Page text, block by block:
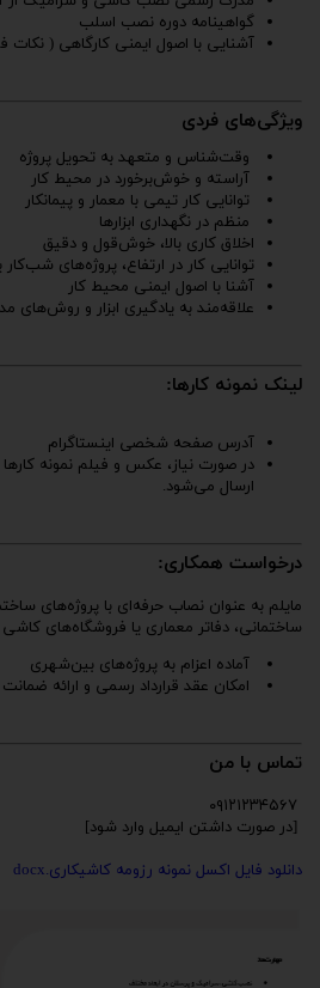
گواهینامه دوره نصب اسلب
آشنایی با اصول ایمنی کارگاهی (
ویژگی‌های فردی
وقت‌شناس و متعهد به تحویل پروژه
آراسته و خوش‌برخورد در محیط کار
توانایی کار تیمی با معمار و پیمانکار
منظم در نگهداری ابزارها
اخلاق کاری بالا، خوش‌قول و دقیق
توانایی کار در ارتفاع، پروژه‌های شب‌کار
آشنا با اصول ایمنی محیط کار
علاقه‌مند به یادگیری ابزار و روش‌های
لینک نمونه کارها:
آدرس صفحه شخصی اینستاگرام
در صورت نیاز، عکس و فیلم نمونه کارها
ارسال می‌شود.
درخواست همکاری:
مایلم به عنوان نصاب حرفه‌ای با پروژه‌های
ساختمانی، دفاتر معماری یا فروشگاه‌های
آماده اعزام به پروژه‌های بین‌شهری
امکان عقد قرارداد رسمی و ارائه
تماس با من
[در صورت داشتن ایمیل وارد شود]
دانلود فایل اکسل نمونه رزومه کاشیکاری.docx